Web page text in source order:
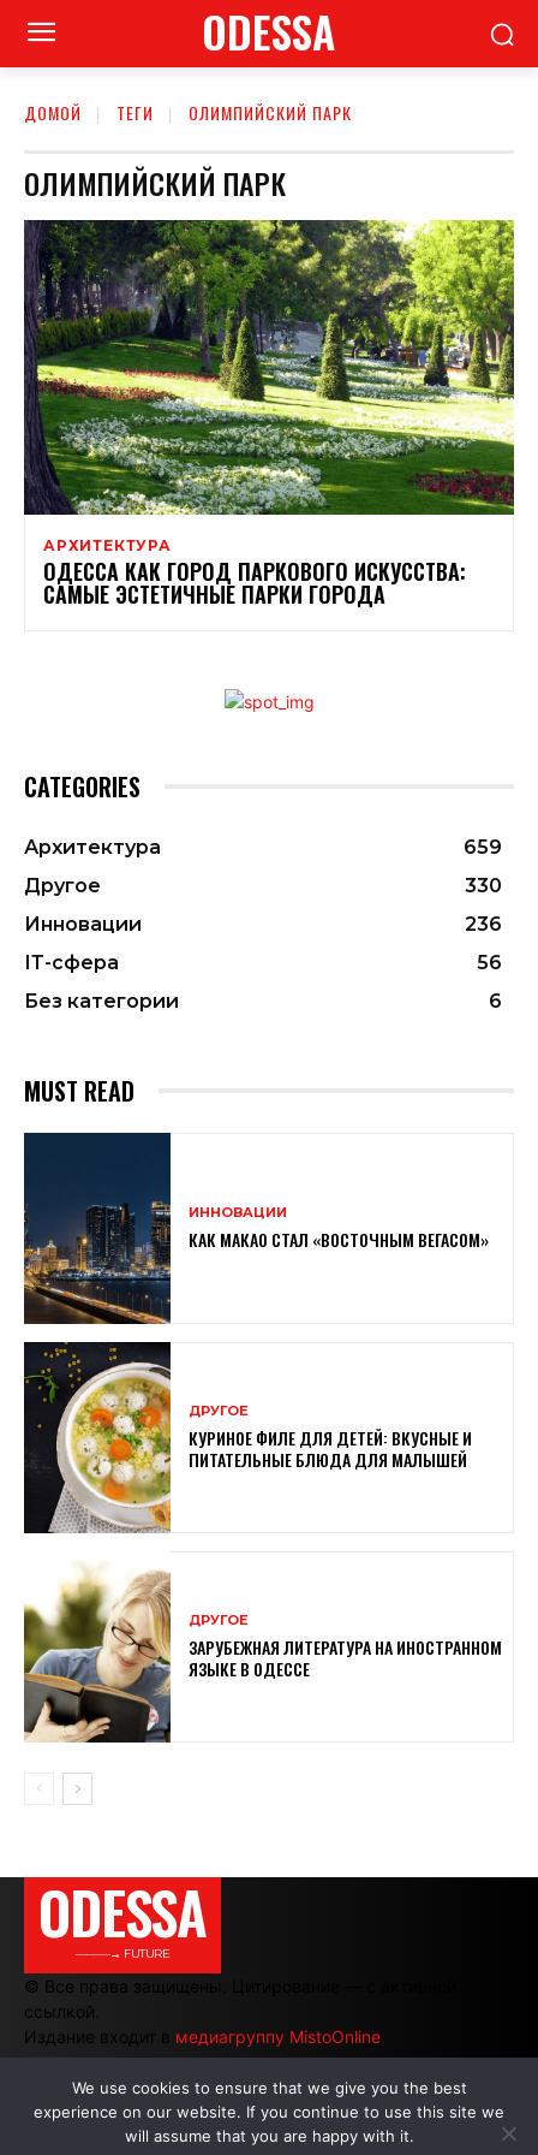
ODESSA
ДОМОЙ ТЕГИ ОЛИМПИЙСКИЙ ПАРК
ОЛИМПИЙСКИЙ ПАРК
АРХИТЕКТУРА
ОДЕССА КАК ГОРОД ПАРКОВОГО ИСКУССТВА:
САМЫЕ ЭСТЕТИЧНЫЕ ПАРКИ ГОРОДА
CATEGORIES
Архитектура
659
Другое
330
Инновации
236
ІТ-сфера
56
Без категории
6
MUST READ
ИННОВАЦИИ
КАК МАКАО СТАЛ «ВОСТОЧНЫМ ВЕГАСОМ»
ДРУГОЕ
КУРИНОЕ ФИЛЕ ДЛЯ ДЕТЕЙ: ВКУСНЫЕ И
ПИТАТЕЛЬНЫЕ БЛЮДА ДЛЯ МАЛЫШЕЙ
ДРУГОЕ
ЗАРУБЕЖНАЯ ЛИТЕРАТУРА НА ИНОСТРАННОМ
ЯЗЫКЕ В ОДЕССЕ
ODESSA
———→ FUTURE
© Все права защищены. Цитирование — с активной
ссылкой.
Издание входит в медиагруппу MistoOnline
АВТОРЫ | РЕКЛАМА НА САЙТЕ
We use cookies to ensure that we give you the best
experience on our website. If you continue to use this site we
will assume that you are happy with it.